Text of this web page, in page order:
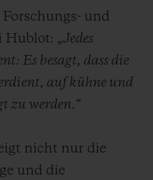
Forschungs- und
Hublot: „Jedes
Es besagt, dass die
auf kühne und
zu werden.“
nicht nur die
und die